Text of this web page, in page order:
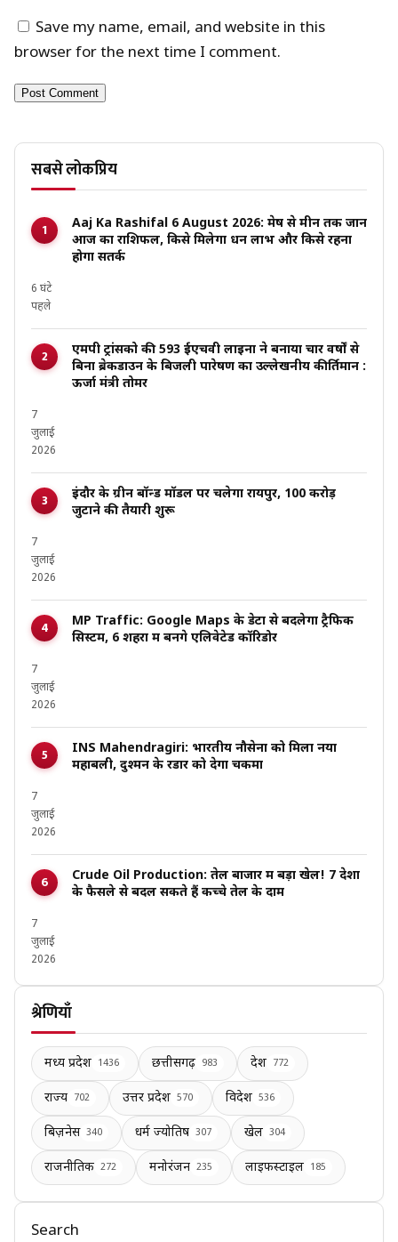
Save my name, email, and website in this
browser for the next time I comment.
सबसे लोकप्रिय
Aaj Ka Rashifal 6 August 2026: मेष से मीन तक जानें
आज का राशिफल, किसे मिलेगा धन लाभ और किसे रहना
होगा सतर्क
6 घंटे
पहले
एमपी ट्रांसको की 593 ईएचवी लाइनों ने बनाया चार वर्षों से
बिना ब्रेकडाउन के बिजली पारेषण का उल्लेखनीय कीर्तिमान :
ऊर्जा मंत्री तोमर
7
जुलाई
2026
इंदौर के ग्रीन बॉन्ड मॉडल पर चलेगा रायपुर, ₹100 करोड़
जुटाने की तैयारी शुरू
7
जुलाई
2026
MP Traffic: Google Maps के डेटा से बदलेगा ट्रैफिक
सिस्टम, 6 शहरों में बनेंगे एलिवेटेड कॉरिडोर
7
जुलाई
2026
INS Mahendragiri: भारतीय नौसेना को मिला नया
महाबली, दुश्मन के रडार को देगा चकमा
7
जुलाई
2026
Crude Oil Production: तेल बाजार में बड़ा खेल! 7 देशों
के फैसले से बदल सकते हैं कच्चे तेल के दाम
7
जुलाई
2026
श्रेणियाँ
मध्य प्रदेश 1436 छत्तीसगढ़ 983 देश 772
राज्य 702 उत्तर प्रदेश 570 विदेश 536
बिज़नेस 340 धर्म ज्योतिष 307 खेल 304
राजनीतिक 272 मनोरंजन 235 लाइफस्टाइल 185
Search